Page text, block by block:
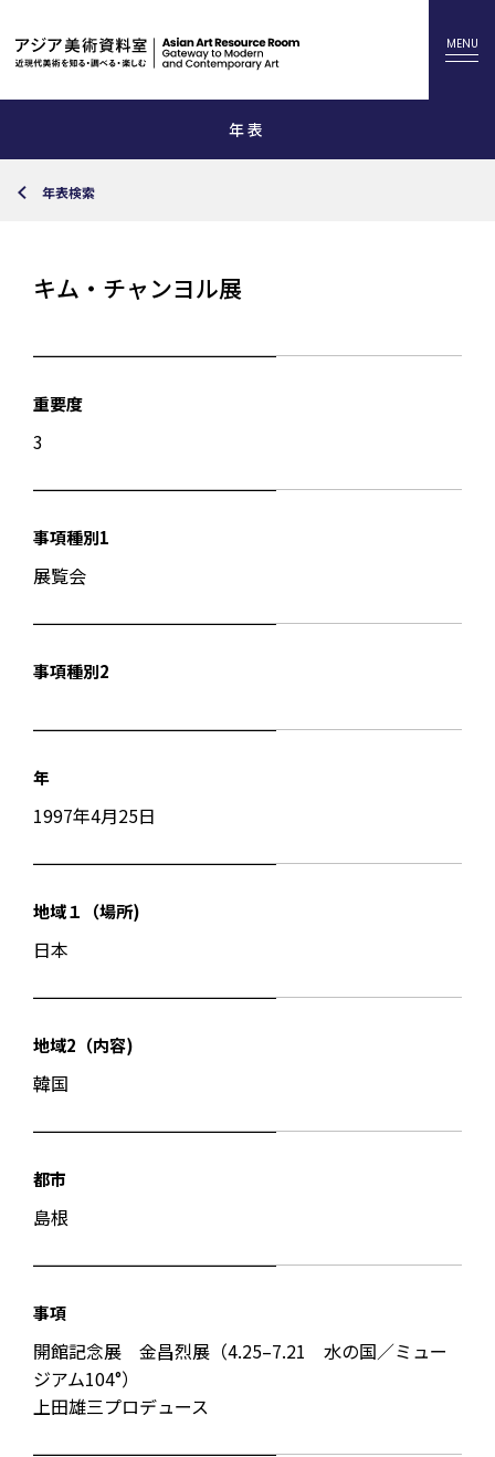
年表
年表検索
キム・チャンヨル展
重要度
3
事項種別1
展覧会
事項種別2
年
1997年4月25日
地域１（場所)
日本
地域2（内容)
韓国
都市
島根
事項
開館記念展 金昌烈展（4.25–7.21 水の国／ミュー
ジアム104°）
上田雄三プロデュース